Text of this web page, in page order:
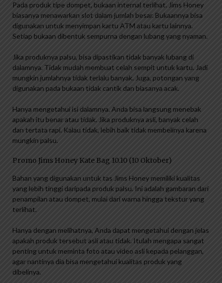
Pada produk tipe dompet, bukaan internal terlihat. Jims Honey
biasanya menawarkan slot dalam jumlah besar. Bukaannya bisa
digunakan untuk menyimpan kartu ATM atau kartu lainnya.
Setiap bukaan dibentuk sempurna dengan lubang yang nyaman.
Jika produknya palsu, bisa dipastikan tidak banyak lubang di
dalamnya. Tidak mudah membuat celah sempit untuk kartu. Jadi
mungkin jumlahnya tidak terlalu banyak. Juga, potongan yang
digunakan pada bukaan tidak cantik dan biasanya acak.
Hanya mengetahui isi dalamnya. Anda bisa langsung menebak
apakah itu benar atau tidak. Jika produknya asli, banyak celah
dan tertata rapi. Kalau tidak, lebih baik tidak membelinya karena
mungkin palsu.
Promo Jims Honey Kate Bag 10.10 (10 Oktober)
Bahan yang digunakan untuk tas Jims Honey memiliki kualitas
yang lebih tinggi daripada produk palsu. Ini adalah gambaran dari
penampilan atau dompet, mulai dari warna hingga tekstur yang
terlihat.
Hanya dengan melihatnya, Anda dapat mengetahui dengan jelas
apakah produk tersebut asli atau tidak. Itulah mengapa sangat
penting untuk meminta foto atau video asli kepada pelanggan,
agar nantinya dia bisa mengetahui kualitas produk yang
dibelinya.